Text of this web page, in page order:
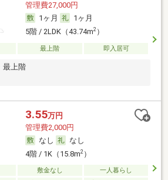
管理費27,000円
1ヶ月
1ヶ月
5階 / 2LDK（43.74m2）
最上階 即入居可
最上階
3.55万円
管理費2,000円
なし
なし
4階 / 1K（15.8m2）
敷金なし
一人暮らし